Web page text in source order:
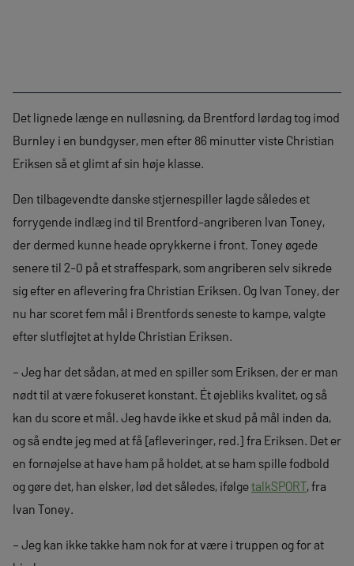
Det lignede længe en nulløsning, da Brentford lørdag tog imod
Burnley i en bundgyser, men efter 86 minutter viste Christian
Eriksen så et glimt af sin høje klasse.
Den tilbagevendte danske stjernespiller lagde således et
forrygende indlæg ind til Brentford-angriberen Ivan Toney,
der dermed kunne heade oprykkerne i front. Toney øgede
senere til 2-0 på et straffespark, som angriberen selv sikrede
sig efter en aflevering fra Christian Eriksen. Og Ivan Toney, der
nu har scoret fem mål i Brentfords seneste to kampe, valgte
efter slutfløjtet at hylde Christian Eriksen.
– Jeg har det sådan, at med en spiller som Eriksen, der er man
nødt til at være fokuseret konstant. Ét øjebliks kvalitet, og så
kan du score et mål. Jeg havde ikke et skud på mål inden da,
og så endte jeg med at få [afleveringer, red.] fra Eriksen. Det er
en fornøjelse at have ham på holdet, at se ham spille fodbold
og gøre det, han elsker, lød det således, ifølgetalkSPORT, fra
Ivan Toney.
– Jeg kan ikke takke ham nok for at være i truppen og for at